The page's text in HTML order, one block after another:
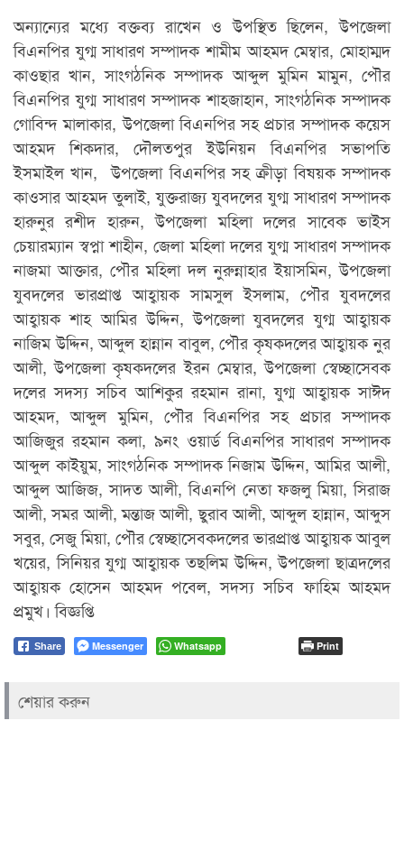
অন্যান্যের মধ্যে বক্তব্য রাখেন ও উপস্থিত ছিলেন, উপজেলা
বিএনপির যুগ্ম সাধারণ সম্পাদক শামীম আহমদ মেম্বার, মোহাম্মদ
কাওছার খান, সাংগঠনিক সম্পাদক আব্দুল মুমিন মামুন, পৌর
বিএনপির যুগ্ম সাধারণ সম্পাদক শাহজাহান, সাংগঠনিক সম্পাদক
গোবিন্দ মালাকার, উপজেলা বিএনপির সহ প্রচার সম্পাদক কয়েস
আহমদ শিকদার, দৌলতপুর ইউনিয়ন বিএনপির সভাপতি
ইসমাইল খান, উপজেলা বিএনপির সহ ক্রীড়া বিষয়ক সম্পাদক
কাওসার আহমদ তুলাই, যুক্তরাজ্য যুবদলের যুগ্ম সাধারণ সম্পাদক
হারুনুর রশীদ হারুন, উপজেলা মহিলা দলের সাবেক ভাইস
চেয়ারম্যান স্বপ্না শাহীন, জেলা মহিলা দলের যুগ্ম সাধারণ সম্পাদক
নাজমা আক্তার, পৌর মহিলা দল নুরুন্নাহার ইয়াসমিন, উপজেলা
যুবদলের ভারপ্রাপ্ত আহ্বায়ক সামসুল ইসলাম, পৌর যুবদলের
আহ্বায়ক শাহ আমির উদ্দিন, উপজেলা যুবদলের যুগ্ম আহ্বায়ক
নাজিম উদ্দিন, আব্দুল হান্নান বাবুল, পৌর কৃষকদলের আহ্বায়ক নুর
আলী, উপজেলা কৃষকদলের ইরন মেম্বার, উপজেলা স্বেচ্ছাসেবক
দলের সদস্য সচিব আশিকুর রহমান রানা, যুগ্ম আহ্বায়ক সাঈদ
আহমদ, আব্দুল মুমিন, পৌর বিএনপির সহ প্রচার সম্পাদক
আজিজুর রহমান কলা, ৯নং ওয়ার্ড বিএনপির সাধারণ সম্পাদক
আব্দুল কাইয়ুম, সাংগঠনিক সম্পাদক নিজাম উদ্দিন, আমির আলী,
আব্দুল আজিজ, সাদত আলী, বিএনপি নেতা ফজলু মিয়া, সিরাজ
আলী, সমর আলী, মন্তাজ আলী, ছুরাব আলী, আব্দুল হান্নান, আব্দুস
সবুর, সেজু মিয়া, পৌর স্বেচ্ছাসেবকদলের ভারপ্রাপ্ত আহ্বায়ক আবুল
খয়ের, সিনিয়র যুগ্ম আহ্বায়ক তছলিম উদ্দিন, উপজেলা ছাত্রদলের
আহ্বায়ক হোসেন আহমদ পবেল, সদস্য সচিব ফাহিম আহমদ
প্রমুখ। বিজ্ঞপ্তি
Share Messenger Whatsapp Print
শেয়ার করুন